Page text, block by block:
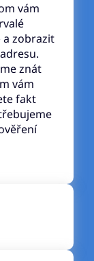
vám
a zobrazit
znát
vám
fakt